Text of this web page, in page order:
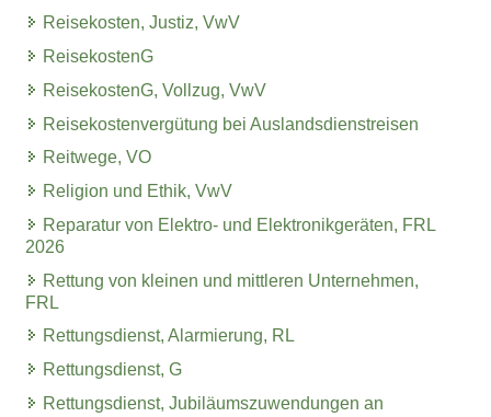
Reisekosten, Justiz, VwV
ReisekostenG
ReisekostenG, Vollzug, VwV
Reisekostenvergütung bei Auslandsdienstreisen
Reitwege, VO
Religion und Ethik, VwV
Reparatur von Elektro- und Elektronikgeräten, FRL
2026
Rettung von kleinen und mittleren Unternehmen,
FRL
Rettungsdienst, Alarmierung, RL
Rettungsdienst, G
Rettungsdienst, Jubiläumszuwendungen an